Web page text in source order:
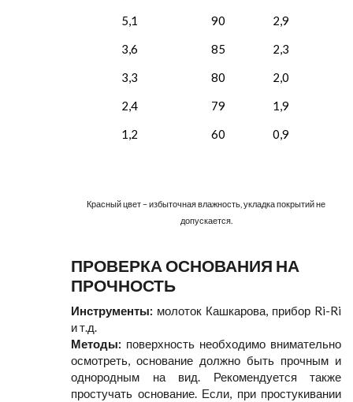
5,1
3,6
3,3
2,4
1,2
90
85
80
79
60
2,9
2,3
2,0
1,9
0,9
Красный цвет – избыточная влажность, укладка покрытий не
допускается.
ПРОВЕРКА ОСНОВАНИЯ НА
ПРОЧНОСТЬ
Инструменты: молоток Кашкарова, прибор Ri-Ri
и т.д.
Методы: поверхность необходимо внимательно
осмотреть, основание должно быть прочным и
однородным на вид. Рекомендуется также
простучать основание. Если, при простукивании